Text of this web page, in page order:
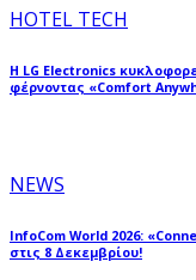
HOTEL TECH
Η LG Electronics
φέρνοντας «Comfort
NEWS
InfoCom World 2026:
στις 8 Δεκεμβρίου!